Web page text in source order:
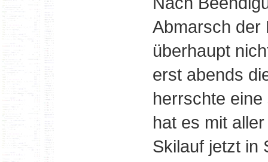
Abmarsch der
überhaupt
erst abends
herrschte
hat es mit
Skilauf jetzt in